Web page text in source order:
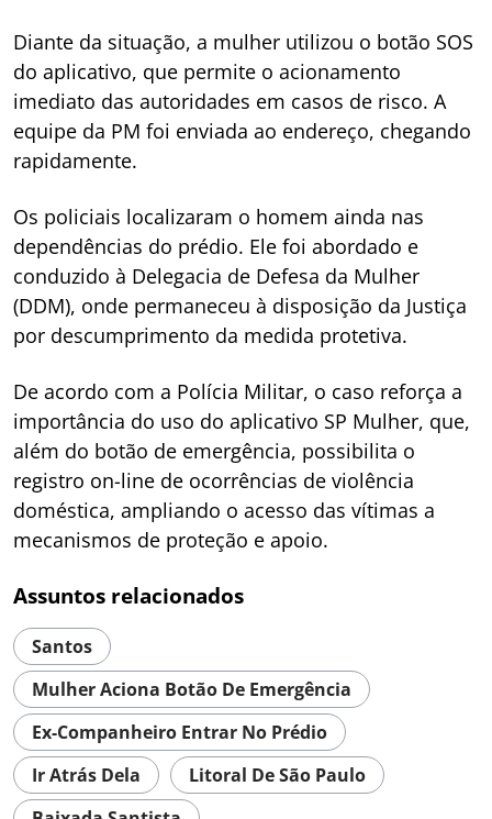
Diante da situação, a mulher utilizou o botão SOS
do aplicativo, que permite o acionamento
imediato das autoridades em casos de risco. A
equipe da PM foi enviada ao endereço, chegando
rapidamente.
Os policiais localizaram o homem ainda nas
dependências do prédio. Ele foi abordado e
conduzido à Delegacia de Defesa da Mulher
(DDM), onde permaneceu à disposição da Justiça
por descumprimento da medida protetiva.
De acordo com a Polícia Militar, o caso reforça a
importância do uso do aplicativo SP Mulher, que,
além do botão de emergência, possibilita o
registro on-line de ocorrências de violência
doméstica, ampliando o acesso das vítimas a
mecanismos de proteção e apoio.
Assuntos relacionados
Santos
Mulher Aciona Botão De Emergência
Ex-Companheiro Entrar No Prédio
Ir Atrás Dela
Litoral De São Paulo